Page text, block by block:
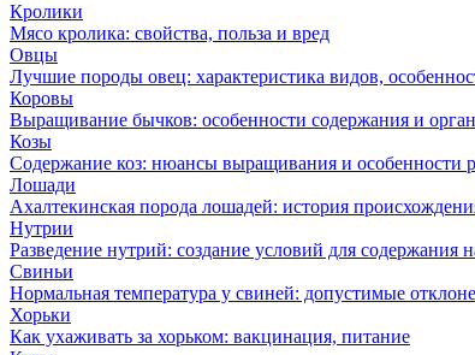
Кролики
Мясо кролика: свойства, польза и вред
Овцы
Лучшие породы овец: характеристика видов,
Коровы
Выращивание бычков: особенности содержания и
Козы
Содержание коз: нюансы выращивания и особенности
Лошади
Ахалтекинская порода лошадей: история
Нутрии
Разведение нутрий: создание условий для содержания
Свиньи
Нормальная температура у свиней: допустимые
Хорьки
Как ухаживать за хорьком: вакцинация, питание